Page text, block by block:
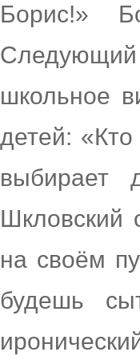
Борис!»
школьное
детей:
выбирает
Шкловский
на своём
будешь